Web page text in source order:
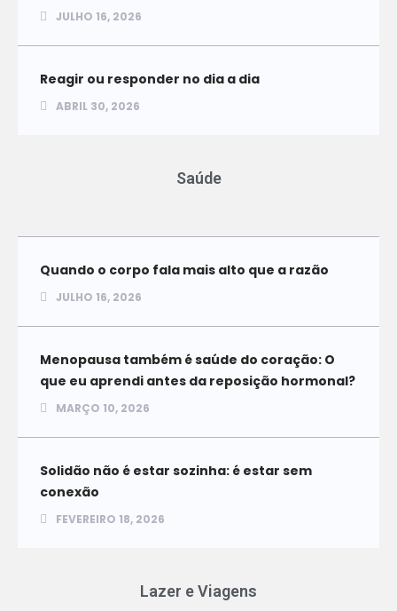
JULHO 16, 2026
Reagir ou responder no dia a dia
ABRIL 30, 2026
Saúde
Quando o corpo fala mais alto que a razão
JULHO 16, 2026
Menopausa também é saúde do coração: O
que eu aprendi antes da reposição hormonal?
MARÇO 10, 2026
Solidão não é estar sozinha: é estar sem
conexão
FEVEREIRO 18, 2026
Lazer e Viagens